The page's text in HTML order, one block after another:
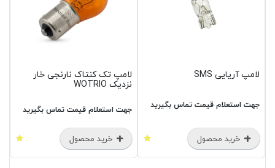
لامپ آریایی SMS
جهت استعلام قیمت تماس بگیرید
خرید محصول
لامپ تک کنتاک نارنجی خار
نزدیک WOTRIO
جهت استعلام قیمت تماس بگیرید
خرید محصول